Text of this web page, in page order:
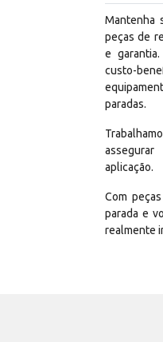
Mantenha
peças de
e
custo-
paradas.
aplicação.
Com
parada e
realmente